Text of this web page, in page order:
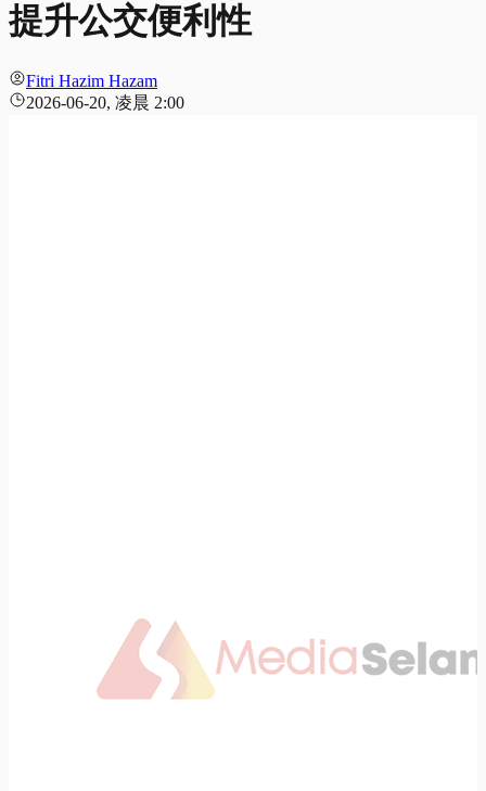
提升公交便利性
Fitri Hazim Hazam
2026-06-20, 凌晨 2:00